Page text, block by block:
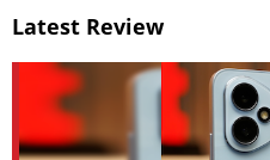
Latest Review